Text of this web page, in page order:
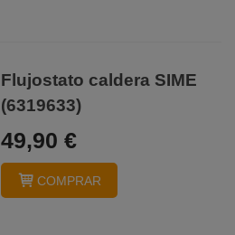
Flujostato caldera SIME
(6319633)
49,90 €
COMPRAR